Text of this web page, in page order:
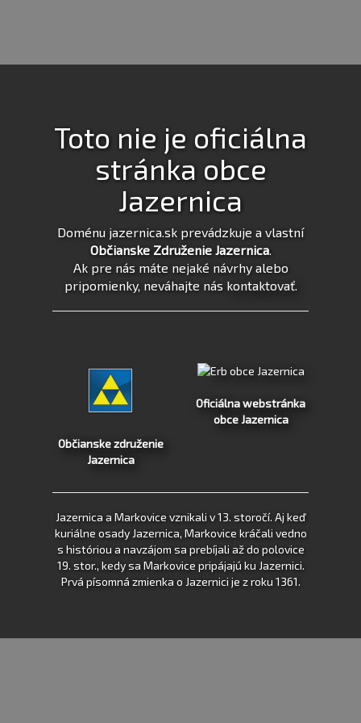
Toto nie je oficiálna
stránka obce
Jazernica
Doménu jazernica.sk prevádzkuje a vlastní
Občianske Združenie Jazernica.
Ak pre nás máte nejaké návrhy alebo
pripomienky, neváhajte nás kontaktovať.
Občianske združenie
Jazernica
Oficiálna webstránka
obce Jazernica
Jazernica a Markovice vznikali v 13. storočí. Aj keď
kuriálne osady Jazernica, Markovice kráčali vedno
s históriou a navzájom sa prebíjali až do polovice
19. stor., kedy sa Markovice pripájajú ku Jazernici.
Prvá písomná zmienka o Jazernici je z roku 1361.